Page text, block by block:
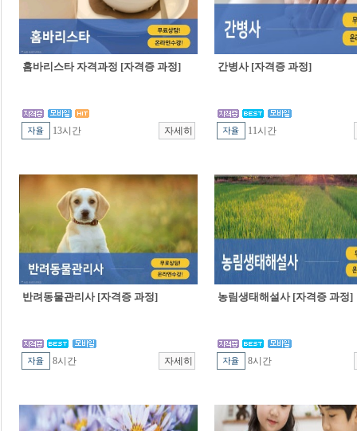
홈바리스타 자격과정 [자격증 과정]
13시간
간병사 [자격증 과정]
11시간
반려동물관리사 [자격증 과정]
8시간
농림생태해설사 [자격증 과정]
8시간